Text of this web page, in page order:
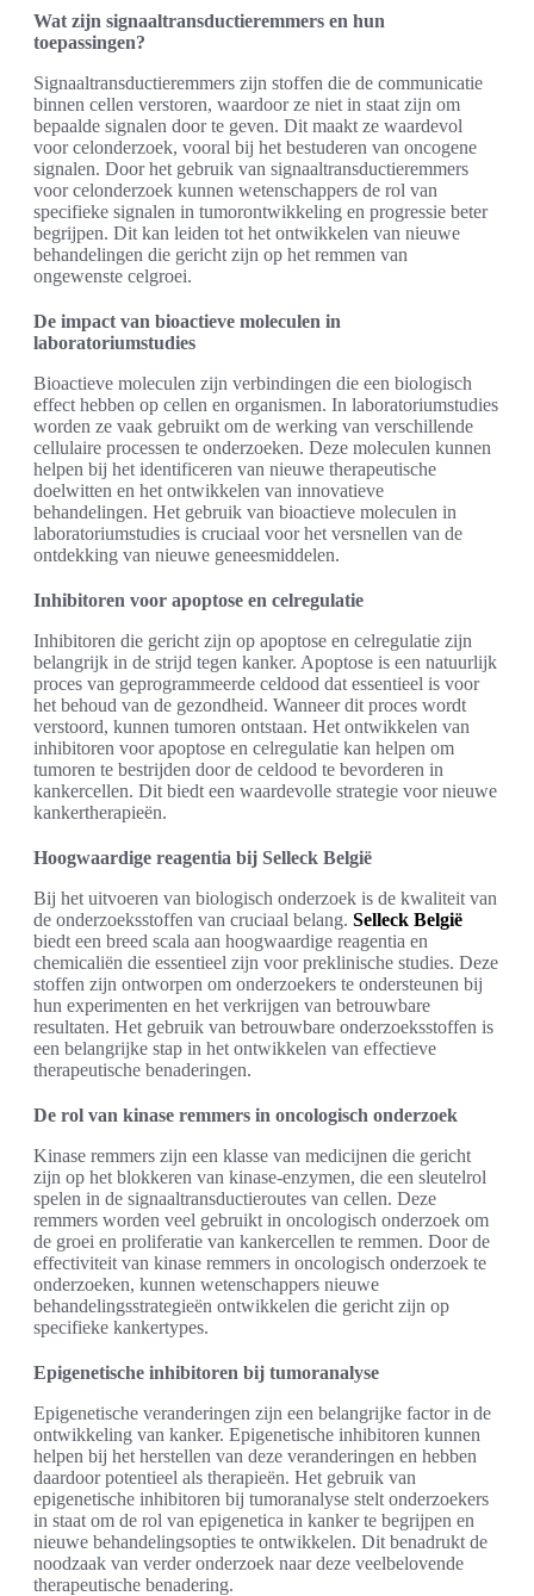
Wat zijn signaaltransductieremmers en hun
toepassingen?
Signaaltransductieremmers zijn stoffen die de communicatie
binnen cellen verstoren, waardoor ze niet in staat zijn om
bepaalde signalen door te geven. Dit maakt ze waardevol
voor celonderzoek, vooral bij het bestuderen van oncogene
signalen. Door het gebruik van signaaltransductieremmers
voor celonderzoek kunnen wetenschappers de rol van
specifieke signalen in tumorontwikkeling en progressie beter
begrijpen. Dit kan leiden tot het ontwikkelen van nieuwe
behandelingen die gericht zijn op het remmen van
ongewenste celgroei.
De impact van bioactieve moleculen in
laboratoriumstudies
Bioactieve moleculen zijn verbindingen die een biologisch
effect hebben op cellen en organismen. In laboratoriumstudies
worden ze vaak gebruikt om de werking van verschillende
cellulaire processen te onderzoeken. Deze moleculen kunnen
helpen bij het identificeren van nieuwe therapeutische
doelwitten en het ontwikkelen van innovatieve
behandelingen. Het gebruik van bioactieve moleculen in
laboratoriumstudies is cruciaal voor het versnellen van de
ontdekking van nieuwe geneesmiddelen.
Inhibitoren voor apoptose en celregulatie
Inhibitoren die gericht zijn op apoptose en celregulatie zijn
belangrijk in de strijd tegen kanker. Apoptose is een natuurlijk
proces van geprogrammeerde celdood dat essentieel is voor
het behoud van de gezondheid. Wanneer dit proces wordt
verstoord, kunnen tumoren ontstaan. Het ontwikkelen van
inhibitoren voor apoptose en celregulatie kan helpen om
tumoren te bestrijden door de celdood te bevorderen in
kankercellen. Dit biedt een waardevolle strategie voor nieuwe
kankertherapieën.
Hoogwaardige reagentia bij Selleck België
Bij het uitvoeren van biologisch onderzoek is de kwaliteit van
de onderzoeksstoffen van cruciaal belang. Selleck België
biedt een breed scala aan hoogwaardige reagentia en
chemicaliën die essentieel zijn voor preklinische studies. Deze
stoffen zijn ontworpen om onderzoekers te ondersteunen bij
hun experimenten en het verkrijgen van betrouwbare
resultaten. Het gebruik van betrouwbare onderzoeksstoffen is
een belangrijke stap in het ontwikkelen van effectieve
therapeutische benaderingen.
De rol van kinase remmers in oncologisch onderzoek
Kinase remmers zijn een klasse van medicijnen die gericht
zijn op het blokkeren van kinase-enzymen, die een sleutelrol
spelen in de signaaltransductieroutes van cellen. Deze
remmers worden veel gebruikt in oncologisch onderzoek om
de groei en proliferatie van kankercellen te remmen. Door de
effectiviteit van kinase remmers in oncologisch onderzoek te
onderzoeken, kunnen wetenschappers nieuwe
behandelingsstrategieën ontwikkelen die gericht zijn op
specifieke kankertypes.
Epigenetische inhibitoren bij tumoranalyse
Epigenetische veranderingen zijn een belangrijke factor in de
ontwikkeling van kanker. Epigenetische inhibitoren kunnen
helpen bij het herstellen van deze veranderingen en hebben
daardoor potentieel als therapieën. Het gebruik van
epigenetische inhibitoren bij tumoranalyse stelt onderzoekers
in staat om de rol van epigenetica in kanker te begrijpen en
nieuwe behandelingsopties te ontwikkelen. Dit benadrukt de
noodzaak van verder onderzoek naar deze veelbelovende
therapeutische benadering.